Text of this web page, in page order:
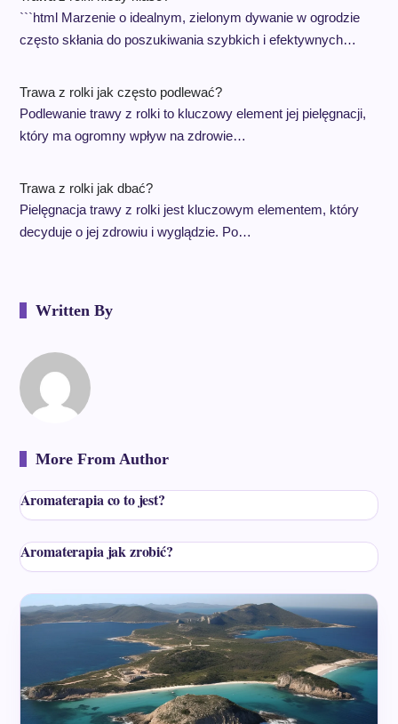
```html Marzenie o idealnym, zielonym dywanie w ogrodzie
często skłania do poszukiwania szybkich i efektywnych…
Trawa z rolki jak często podlewać?
Podlewanie trawy z rolki to kluczowy element jej pielęgnacji,
który ma ogromny wpływ na zdrowie…
Trawa z rolki jak dbać?
Pielęgnacja trawy z rolki jest kluczowym elementem, który
decyduje o jej zdrowiu i wyglądzie. Po…
Written By
More From Author
Aromaterapia co to jest?
Aromaterapia jak zrobić?